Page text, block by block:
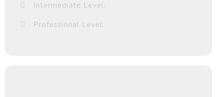
Intermediate Level:
Professional Level: